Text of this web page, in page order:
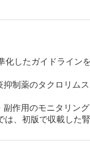
5 投与設計
換算はどうするの
換算はどうするの
6 特定の背景を有
CQ 1-13 腎機能障
CQ 1-15 小児への
したガイドライン
制薬のタクロリム
作用のモニタリン
、初版で収載した